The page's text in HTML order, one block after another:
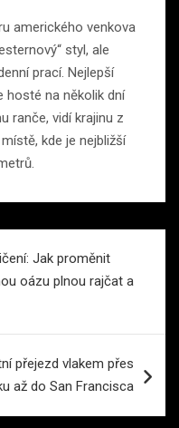
amerického venkova
styl, ale
prací. Nejlepší
hosté na několik dní
ranče, vidí krajinu z
kde je nejbližší
Jak proměnit
oázu plnou rajčat a
přejezd vlakem přes
až do San Francisca